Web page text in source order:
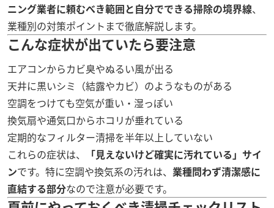
ニング業者に頼むべき範囲と自分でできる掃除の境界線、
業種別の対策ポイントまで徹底解説します。
こんな症状が出ていたら要注意
エアコンからカビ臭やぬるい風が出る
天井に黒いシミ（結露やカビ）のようなものがある
空調をつけても空気が重い・湿っぽい
換気扇や通気口からホコリが垂れている
定期的なフィルター清掃を半年以上していない
これらの症状は、
「見えないけど確実に汚れている」サイ
ンです。特に空調や換気系の汚れは、 業種問わず清潔感に
直結する部分なので注意が必要です。